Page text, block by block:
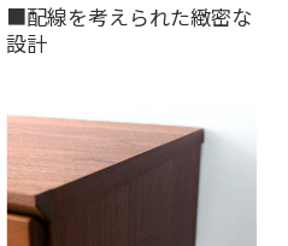
■配線を考えられた緻密な
設計